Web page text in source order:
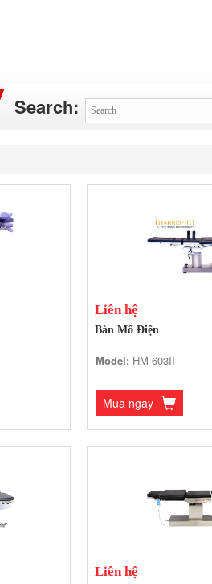
Search:
Liên hệ
Bàn Mổ Điện
Model: HM-603II
Mua ngay
Liên hệ